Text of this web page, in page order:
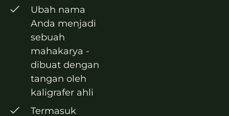
Ubah nama
Anda menjadi
sebuah
mahakarya -
dibuat dengan
tangan oleh
kaligrafer ahli
Termasuk